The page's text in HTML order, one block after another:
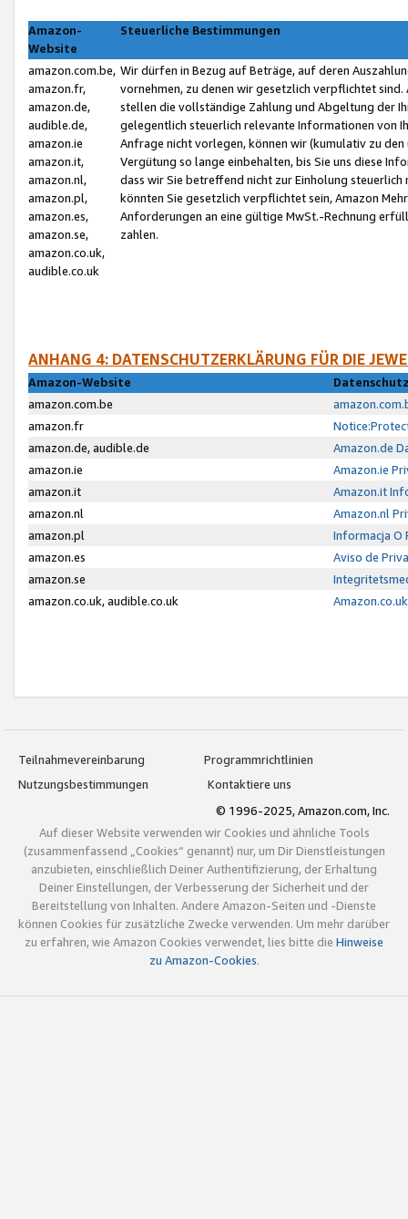
Amazon-
Website
Steuerliche Bestimmungen
amazon.com.be,
amazon.fr,
amazon.de,
audible.de,
amazon.ie
amazon.it,
amazon.nl,
amazon.pl,
amazon.es,
amazon.se,
amazon.co.uk,
audible.co.uk
Wir dürfen in Bezug auf Beträge, auf deren
vornehmen, zu denen wir gesetzlich verpflichtet
stellen die vollständige Zahlung und Abgeltung der
gelegentlich steuerlich relevante Informationen von
Anfrage nicht vorlegen, können wir (kumulativ zu
Vergütung so lange einbehalten, bis Sie uns diese
dass wir Sie betreffend nicht zur Einholung
könnten Sie gesetzlich verpflichtet sein, Amazon
Anforderungen an eine gültige MwSt.-Rechnung
zahlen.
ANHANG 4: DATENSCHUTZERKLÄRUNG FÜR DIE
Amazon-Website
amazon.com.be
amazon.fr
amazon.de, audible.de
Amazon.de
amazon.ie
Amazon.ie
amazon.it
Amazon.it
amazon.nl
Amazon.nl
amazon.pl
Informacja O
amazon.es
Aviso de
amazon.se
amazon.co.uk, audible.co.uk
Teilnahmevereinbarung
Programmrichtlinien
Nutzungsbestimmungen
Kontaktiere uns
© 1996-2025, Amazon.com, Inc.
Auf dieser Website verwenden wir Cookies und ähnliche Tools
(zusammenfassend „Cookies“ genannt) nur, um Dir Dienstleistungen
anzubieten, einschließlich Deiner Authentifizierung, der Erhaltung
Deiner Einstellungen, der Verbesserung der Sicherheit und der
Bereitstellung von Inhalten. Andere Amazon-Seiten und -Dienste
können Cookies für zusätzliche Zwecke verwenden. Um mehr darüber
zu erfahren, wie Amazon Cookies verwendet, lies bitte die Hinweise
zu Amazon-Cookies.